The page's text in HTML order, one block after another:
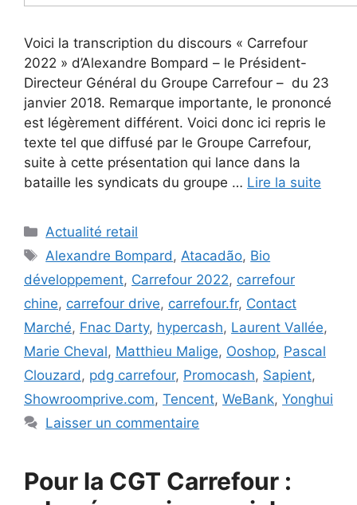
Voici la transcription du discours « Carrefour
2022 » d’Alexandre Bompard – le Président-
Directeur Général du Groupe Carrefour – du 23
janvier 2018. Remarque importante, le prononcé
est légèrement différent. Voici donc ici repris le
texte tel que diffusé par le Groupe Carrefour,
suite à cette présentation qui lance dans la
bataille les syndicats du groupe … Lire la suite
Catégories
Actualité retail
Étiquettes
Alexandre Bompard,Atacadão, Bio
développement, Carrefour 2022, carrefour
chine, carrefour drive, carrefour.fr, Contact
Marché, Fnac Darty, hypercash, Laurent Vallée,
Marie Cheval, Matthieu Malige, Ooshop, Pascal
Clouzard, pdg carrefour, Promocash, Sapient,
Showroomprive.com, Tencent, WeBank, Yonghui
Laisser un commentaire
Pour la CGT Carrefour :